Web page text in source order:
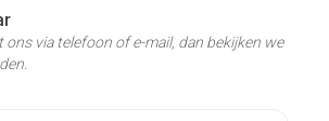
via telefoon of e-mail, dan bekijken we